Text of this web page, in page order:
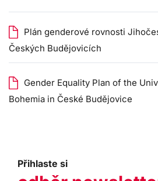
Plán genderové rovnosti
Českých Budějovicích
Gender Equality Plan of the
Bohemia in České Budějovice
Přihlaste si